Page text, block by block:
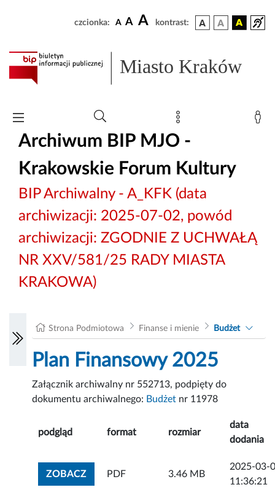
czcionka: A A A kontrast:
Miasto Kraków
Archiwum BIP MJO -
Krakowskie Forum Kultury
BIP Archiwalny - A_KFK (data
archiwizacji: 2025-07-02, powód
archiwizacji: ZGODNIE Z UCHWAŁĄ
NR XXV/581/25 RADY MIASTA
KRAKOWA)
Strona Podmiotowa Finanse i mienie Budżet
Plan Finansowy 2025
Załącznik archiwalny nr 552713, podpięty do
dokumentu archiwalnego: Budżet nr 11978
podgląd format rozmiar
data
dodania
ZOBACZZOBACZ ZAŁĄCZNIK
PDF 3.46 MB
2025-03-
11:36:21